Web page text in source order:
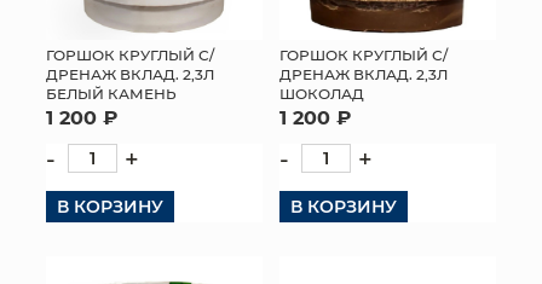
ГОРШОК КРУГЛЫЙ С/
ДРЕНАЖ ВКЛАД. 2,3Л
БЕЛЫЙ КАМЕНЬ
1 200 ₽
- +
В КОРЗИНУ
ГОРШОК КРУГЛЫЙ С/
ДРЕНАЖ ВКЛАД. 2,3Л
ШОКОЛАД
1 200 ₽
- +
В КОРЗИНУ